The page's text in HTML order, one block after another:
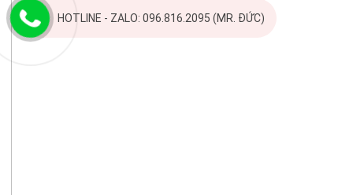
HOTLINE - ZALO: 096.816.2095 (MR. ĐỨC)